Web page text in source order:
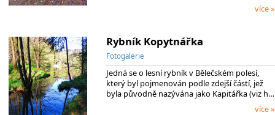
více »
Rybník Kopytnářka
Fotogalerie
Jedná se o lesní rybník v Bělečském polesí,
který byl pojmenován podle zdejší částí, jež
byla původně nazývána jako Kapitářka (viz h…
více »